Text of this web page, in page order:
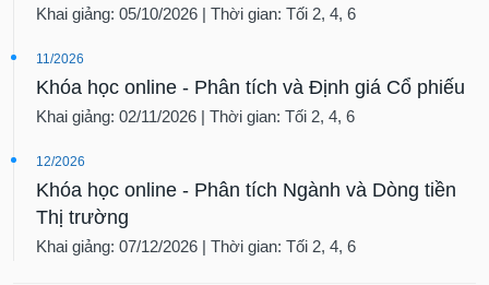
Khai giảng: 05/10/2026 | Thời gian: Tối 2, 4, 6
11/2026
Khóa học online - Phân tích và Định giá Cổ phiếu
Khai giảng: 02/11/2026 | Thời gian: Tối 2, 4, 6
12/2026
Khóa học online - Phân tích Ngành và Dòng tiền
Thị trường
Khai giảng: 07/12/2026 | Thời gian: Tối 2, 4, 6